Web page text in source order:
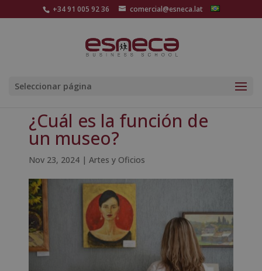
+34 91 005 92 36 comercial@esneca.lat
Seleccionar página
¿Cuál es la función de
un museo?
Nov 23, 2024| Artes y Oficios